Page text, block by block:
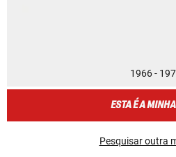
1966 -
ESTA É A
Pesquisar outra